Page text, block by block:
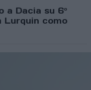
a Dacia su 6º
Lurquin como